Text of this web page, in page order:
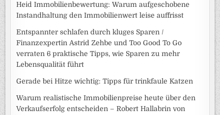
Heid Immobilienbewertung: Warum aufgeschobene
Instandhaltung den Immobilienwert leise auffrisst
Entspannter schlafen durch kluges Sparen /
Finanzexpertin Astrid Zehbe und Too Good To Go
verraten 6 praktische Tipps, wie Sparen zu mehr
Lebensqualität führt
Gerade bei Hitze wichtig: Tipps für trinkfaule Katzen
Warum realistische Immobilienpreise heute über den
Verkaufserfolg entscheiden – Robert Hallabrin von